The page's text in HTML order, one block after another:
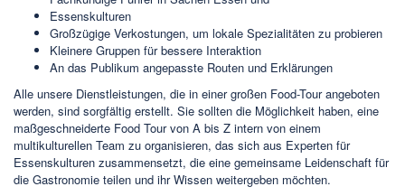
Essenskulturen
Großzügige Verkostungen, um lokale Spezialitäten zu probieren
Kleinere Gruppen für bessere Interaktion
An das Publikum angepasste Routen und Erklärungen
Alle unsere Dienstleistungen, die in einer großen Food-Tour angeboten
werden, sind sorgfältig erstellt. Sie sollten die Möglichkeit haben, eine
maßgeschneiderte Food Tour von A bis Z intern von einem
multikulturellen Team zu organisieren, das sich aus Experten für
Essenskulturen zusammensetzt, die eine gemeinsame Leidenschaft für
die Gastronomie teilen und ihr Wissen weitergeben möchten.